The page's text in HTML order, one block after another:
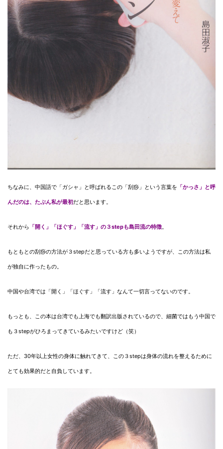
ちなみに、中国語で「ガシャ」と呼ばれるこの「刮痧」という言葉を 「かっさ」と呼
んだのは、たぶん私が最初だと思います。
それから 「開く」「ほぐす」「流す」の３stepも島田流の特徴。
もともとの刮痧の方法が３stepだと思っている方も多いようですが、この方法は私
が独自に作ったもの。
中国や台湾では「開く」「ほぐす」「流す」なんて一切言ってないのです。
もっとも、この本は台湾でも上海でも翻訳出版されているので、細菌ではもう中国で
も３stepがひろまってきているみたいですけど（笑）
ただ、30年以上女性の身体に触れてきて、この３stepは身体の流れを整えるために
とても効果的だと自負しています。